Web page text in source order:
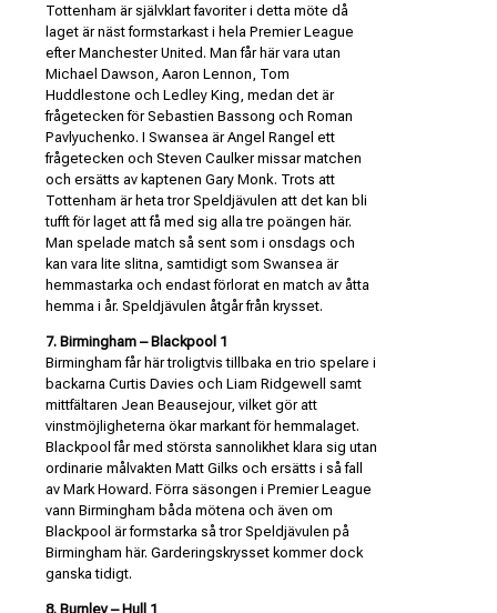
Tottenham är självklart favoriter i detta möte då
laget är näst formstarkast i hela Premier League
efter Manchester United. Man får här vara utan
Michael Dawson, Aaron Lennon, Tom
Huddlestone och Ledley King, medan det är
frågetecken för Sebastien Bassong och Roman
Pavlyuchenko. I Swansea är Angel Rangel ett
frågetecken och Steven Caulker missar matchen
och ersätts av kaptenen Gary Monk. Trots att
Tottenham är heta tror Speldjävulen att det kan bli
tufft för laget att få med sig alla tre poängen här.
Man spelade match så sent som i onsdags och
kan vara lite slitna, samtidigt som Swansea är
hemmastarka och endast förlorat en match av åtta
hemma i år. Speldjävulen åtgår från krysset.
7. Birmingham – Blackpool 1
Birmingham får här troligtvis tillbaka en trio spelare i
backarna Curtis Davies och Liam Ridgewell samt
mittfältaren Jean Beausejour, vilket gör att
vinstmöjligheterna ökar markant för hemmalaget.
Blackpool får med största sannolikhet klara sig utan
ordinarie målvakten Matt Gilks och ersätts i så fall
av Mark Howard. Förra säsongen i Premier League
vann Birmingham båda mötena och även om
Blackpool är formstarka så tror Speldjävulen på
Birmingham här. Garderingskrysset kommer dock
ganska tidigt.
8. Burnley – Hull 1